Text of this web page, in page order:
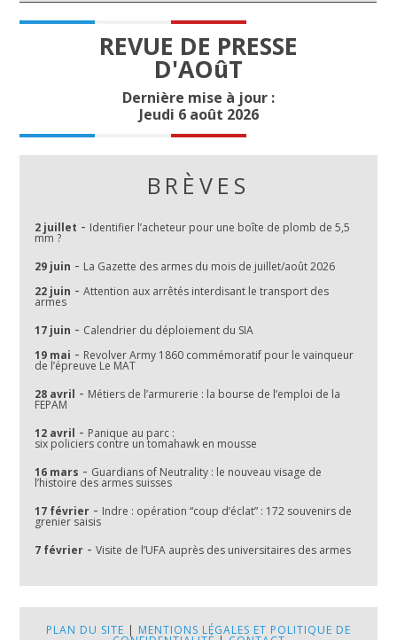
REVUE DE PRESSE
D'AOûT
Dernière mise à jour :
Jeudi 6 août 2026
BRÈVES
2 juillet - Identifier l’acheteur pour une boîte de plomb de 5,5
mm ?
29 juin - La Gazette des armes du mois de juillet/août 2026
22 juin -Attention aux arrêtés interdisant le transport des
armes
17 juin - Calendrier du déploiement du SIA
19 mai - Revolver Army 1860 commémoratif pour le vainqueur
de l’épreuve Le MAT
28 avril - Métiers de l’armurerie : la bourse de l’emploi de la
FEPAM
12 avril - Panique au parc :
six policiers contre un tomahawk en mousse
16 mars - Guardians of Neutrality : le nouveau visage de
l’histoire des armes suisses
17 février - Indre : opération “coup d’éclat” : 172 souvenirs de
grenier saisis
7 février -Visite de l’UFA auprès des universitaires des armes
PLAN DU SITE | MENTIONS LÉGALES ET POLITIQUE DE